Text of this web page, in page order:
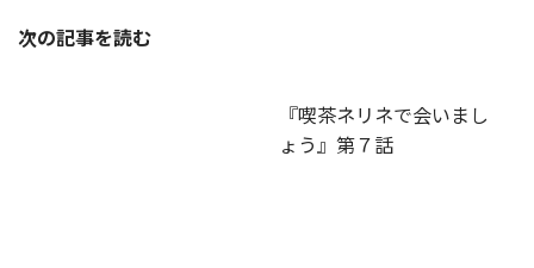
次の記事を読む
『喫茶ネリネで会いまし
ょう』第７話